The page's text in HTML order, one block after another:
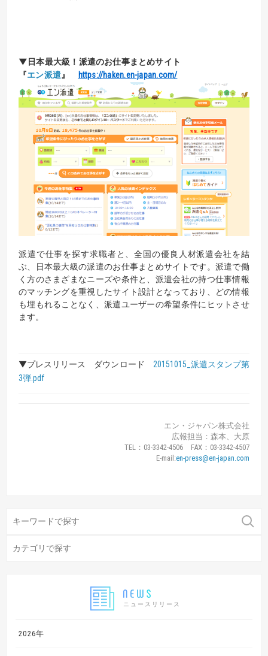
ニュースリリース
2026年
▼日本最大級！ 派遣のお仕事まとめサイト
『エン派遣』 https://haken.en-japan.com/
派遣で仕事を探す求職者と、全国の優良人材派遣会社を結
ぶ、日本最大級の派遣のお仕事まとめサイトです。派遣で働
く方のさまざまなニーズや条件と、派遣会社の持つ仕事情報
のマッチングを重視したサイト設計となっており、どの情報
も埋もれることなく、派遣ユーザーの希望条件にヒットさせ
ます。
▼プレスリリース ダウンロード 20151015_派遣スタンプ第
3弾.pdf
エン・ジャパン株式会社
広報担当：森本、大原
TEL：03-3342-4506 FAX：03-3342-4507
E-mail:en-press@en-japan.com